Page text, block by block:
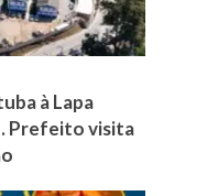
à Lapa
Prefeito visita